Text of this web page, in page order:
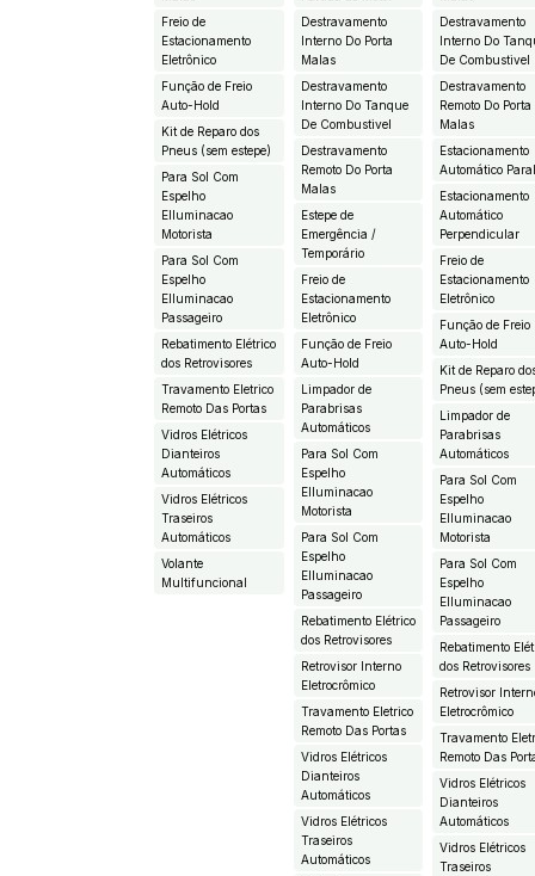
Freio de
Estacionamento
Eletrônico
Função de Freio
Auto-Hold
Kit de Reparo dos
Pneus (sem estepe)
Para Sol Com
Espelho
EIluminacao
Motorista
Para Sol Com
Espelho
EIluminacao
Passageiro
Rebatimento Elétrico
dos Retrovisores
Travamento Eletrico
Remoto Das Portas
Vidros Elétricos
Dianteiros
Automáticos
Vidros Elétricos
Traseiros
Automáticos
Volante
Multifuncional
Destravamento
Interno Do Porta
Malas
Destravamento
Interno Do Tanque
De Combustivel
Destravamento
Remoto Do Porta
Malas
Estepe de
Emergência /
Temporário
Freio de
Estacionamento
Eletrônico
Função de Freio
Auto-Hold
Limpador de
Parabrisas
Automáticos
Para Sol Com
Espelho
EIluminacao
Motorista
Para Sol Com
Espelho
EIluminacao
Passageiro
Rebatimento Elétrico
dos Retrovisores
Retrovisor Interno
Eletrocrômico
Travamento Eletrico
Remoto Das Portas
Vidros Elétricos
Dianteiros
Automáticos
Vidros Elétricos
Traseiros
Automáticos
Destravamento
Interno Do
De Combustivel
Destravamento
Remoto Do Porta
Malas
Estacionamento
Automático
Estacionamento
Automático
Perpendicular
Freio de
Estacionamento
Eletrônico
Função de Freio
Auto-Hold
Kit de Reparo
Pneus (sem
Limpador de
Parabrisas
Automáticos
Para Sol Com
Espelho
EIluminacao
Motorista
Para Sol Com
Espelho
EIluminacao
Passageiro
Rebatimento
dos Retrovisores
Retrovisor
Eletrocrômico
Travamento
Remoto Das
Vidros Elétricos
Dianteiros
Automáticos
Vidros Elétricos
Traseiros